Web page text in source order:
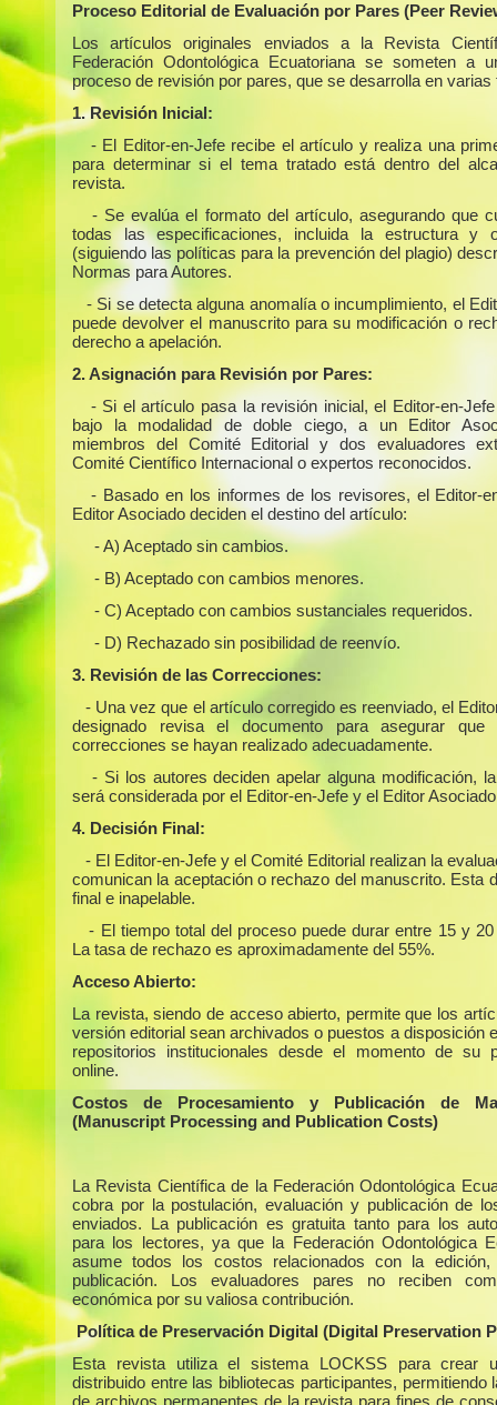
Proceso Editorial de Evaluación por Pares (Peer
Los artículos originales enviados a la Revista
Federación Odontológica Ecuatoriana se someten a
proceso de revisión por pares, que se desarrolla en varias
1. Revisión Inicial:
- El Editor-en-Jefe recibe el artículo y realiza una
para determinar si el tema tratado está dentro del
revista.
- Se evalúa el formato del artículo, asegurando que
todas las especificaciones, incluida la estructura y
(siguiendo las políticas para la prevención del plagio)
Normas para Autores.
- Si se detecta alguna anomalía o incumplimiento, el
puede devolver el manuscrito para su modificación o
derecho a apelación.
2. Asignación para Revisión por Pares:
- Si el artículo pasa la revisión inicial, el Editor-en-
bajo la modalidad de doble ciego, a un Editor
miembros del Comité Editorial y dos evaluadores
Comité Científico Internacional o expertos reconocidos.
- Basado en los informes de los revisores, el Editor-
Editor Asociado deciden el destino del artículo:
- A) Aceptado sin cambios.
- B) Aceptado con cambios menores.
- C) Aceptado con cambios sustanciales requeridos.
- D) Rechazado sin posibilidad de reenvío.
3. Revisión de las Correcciones:
- Una vez que el artículo corregido es reenviado, el
designado revisa el documento para asegurar que
correcciones se hayan realizado adecuadamente.
- Si los autores deciden apelar alguna modificación,
será considerada por el Editor-en-Jefe y el Editor
4. Decisión Final:
- El Editor-en-Jefe y el Comité Editorial realizan la
comunican la aceptación o rechazo del manuscrito. Esta
final e inapelable.
- El tiempo total del proceso puede durar entre 15 y
La tasa de rechazo es aproximadamente del 55%.
Acceso Abierto:
La revista, siendo de acceso abierto, permite que los
versión editorial sean archivados o puestos a disposición
repositorios institucionales desde el momento de su
online.
Costos de Procesamiento y Publicación de
(Manuscript Processing and Publication Costs)
La Revista Científica de la Federación Odontológica
cobra por la postulación, evaluación y publicación de
enviados. La publicación es gratuita tanto para los
para los lectores, ya que la Federación Odontológica
asume todos los costos relacionados con la
publicación. Los evaluadores pares no reciben
económica por su valiosa contribución.
Política de Preservación Digital (Digital Preservation
Esta revista utiliza el sistema LOCKSS para crear
distribuido entre las bibliotecas participantes, permitiendo
de archivos permanentes de la revista para fines de